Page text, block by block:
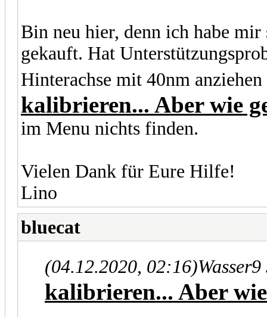
Bin neu hier, denn ich habe
gekauft. Hat
Hinterachse mit 40nm
kalibrieren... Aber wie
im Menu nichts finden.
Vielen Dank für Eure Hilfe!
Lino
bluecat
(04.12.2020, 02:16)
kalibrieren... Aber